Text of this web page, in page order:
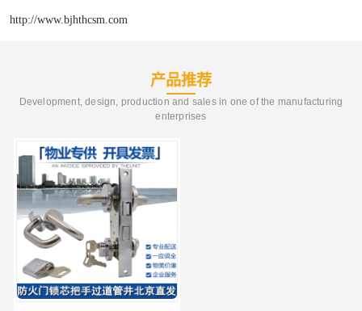
http://www.bjhthcsm.com
产品推荐
Development, design, production and sales in one of the manufacturing
enterprises